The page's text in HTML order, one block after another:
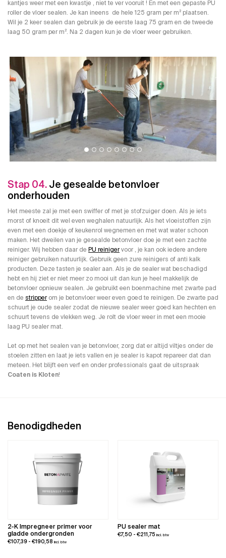
kantjes weer met een kwastje , niet te ver vooruit ! En met een gepaste PU
roller de vloer sealen. Je kan ineens de hele 125 gram per m² plaatsen.
Wil je 2 keer sealen dan gebruik je de eerste laag 75 gram en de tweede
laag 50 gram per m². Na 2 dagen kun je de vloer weer gebruiken.
Stap 04. Je gesealde betonvloer
onderhouden
Het meeste zal je met een swiffer of met je stofzuiger doen. Als je iets
morst of knoeit dit wel even weghalen natuurlijk. Als het vloeistoffen zijn
even met een doekje of keukenrol wegnemen en met wat water schoon
maken. Het dweilen van je gesealde betonvloer doe je met een zachte
reiniger. Wij hebben daar de PU reinigervoor , je kan ook iedere andere
reiniger gebruiken natuurlijk. Gebruik geen zure reinigers of anti kalk
producten. Deze tasten je sealer aan. Als je de sealer wat beschadigd
hebt en hij ziet er niet meer zo mooi uit dan kun je heel makkelijk de
betonvloer opnieuw sealen. Je gebruikt een boenmachine met zwarte pad
en de stripperom je betonvloer weer even goed te reinigen. De zwarte pad
schuurt je oude sealer zodat de nieuwe sealer weer goed kan hechten en
schuurt tevens de vlekken weg. Je rolt de vloer weer in met een mooie
laag PU sealer mat.
Let op met het sealen van je betonvloer, zorg dat er altijd viltjes onder de
stoelen zitten en laat je iets vallen en je sealer is kapot repareer dat dan
meteen. Het blijft een verf en onder professionals gaat de uitspraak
Coaten is Kloten!
Benodigdheden
2-K Impregneer primer voor
gladde ondergronden
€107,39 - €190,58 Prijsklasse:
incl. btw
PU sealer mat
€7,50 - €211,75 Prijsklasse:
incl. btw